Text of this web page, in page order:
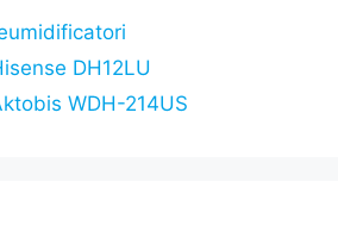
s
s
e
e
gr
a
y
p
e vi
DH12LU
WDH-214US